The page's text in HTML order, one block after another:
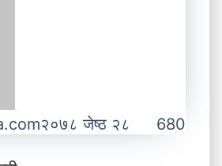
२०७८ जेष्ठ २८ 680